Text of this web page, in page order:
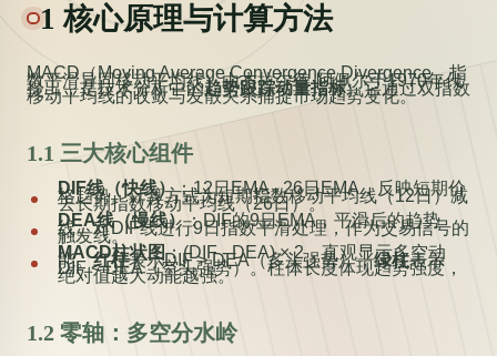
1 核心原理与计算方法
MACD（Moving Average Convergence Divergence，指
数平滑异同移动平均线）由杰拉尔德·阿佩尔于1970年代
提出，是技术分析中的趋势跟踪动量指标。它通过双指数
移动平均线的收敛与发散关系捕捉市场趋势变化。
1.1 三大核心组件
DIF线（快线）：12日EMA - 26日EMA，反映短期价
格趋势。计算方式为短期指数移动平均线（12日）减
去长期指数移动平均线（26日）。
DEA线（慢线）：DIF的9日EMA，平滑后的趋势
线。对DIF线进行9日指数平滑处理，作为交易信号的
触发线。
MACD柱状图：(DIF - DEA) × 2，直观显示多空动
能。红柱表示DIF > DEA（多头强势），绿柱表示
DIF < DEA（空头强势）。柱体长度体现趋势强度，
绝对值越大动能越强。
1.2 零轴：多空分水岭